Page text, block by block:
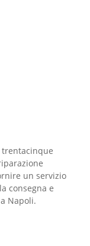
trentacinque
un servizio
consegna e
Napoli.